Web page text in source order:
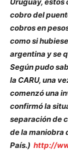
cobro del
cobros en
como si
argentina y se
Según pudo
la CARU, una
comenzó una
confirmó la
separación de
de la maniobra
País.) http://